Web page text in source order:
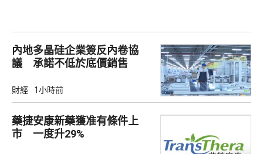
內地多晶硅企業簽反內卷協
議 承諾不低於底價銷售
財經 1小時前
藥捷安康新藥獲准有條件上
市 一度升29%